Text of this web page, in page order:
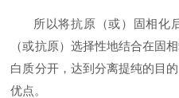
所以将抗原（或）固相化
（或抗原）选择性地结合在固
白质分开，达到分离提纯的目
优点。